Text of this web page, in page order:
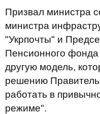
Призвал министра
министра
"Укрпочты" и
Пенсионного
другую модель,
решению
работать в
режиме".